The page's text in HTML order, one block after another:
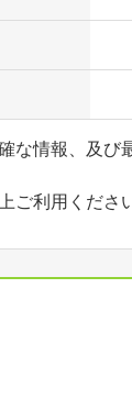
な情報、及
ご利用くださ